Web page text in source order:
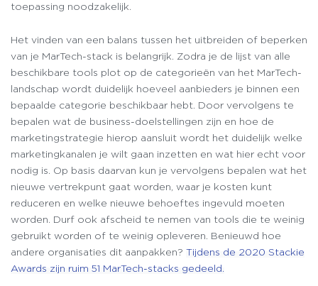
toepassing noodzakelijk.
Het vinden van een balans tussen het uitbreiden of beperken
van je MarTech-stack is belangrijk. Zodra je de lijst van alle
beschikbare tools plot op de categorieën van het MarTech-
landschap wordt duidelijk hoeveel aanbieders je binnen een
bepaalde categorie beschikbaar hebt. Door vervolgens te
bepalen wat de business-doelstellingen zijn en hoe de
marketingstrategie hierop aansluit wordt het duidelijk welke
marketingkanalen je wilt gaan inzetten en wat hier echt voor
nodig is. Op basis daarvan kun je vervolgens bepalen wat het
nieuwe vertrekpunt gaat worden, waar je kosten kunt
reduceren en welke nieuwe behoeftes ingevuld moeten
worden. Durf ook afscheid te nemen van tools die te weinig
gebruikt worden of te weinig opleveren. Benieuwd hoe
andere organisaties dit aanpakken? Tijdens de 2020 Stackie
Awards zijn ruim 51 MarTech-stacks gedeeld.